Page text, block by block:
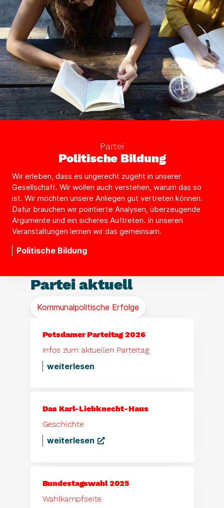
Partei
Politische Bildung
Wir erleben, dass es ungerecht zugeht in unserer
Gesellschaft. Wir wollen auch verstehen, warum das so
ist. Wir möchten unsere Anliegen gut ver­treten können.
Dafür brauchen wir pointier­te Analysen, überzeugende
Argumente und ein sicheres Auftreten. In unseren
Veranstaltungen lernen wir das gemeinsam.
Politische Bildung
Partei aktuell
Kommunalpolitische Erfolge
Potsdamer Parteitag 2026
Infos zum aktuellen Parteitag
weiterlesen
Das Karl-Liebknecht-Haus
Geschichte
weiterlesen
Bundestagswahl 2025
Wahlkampfseite